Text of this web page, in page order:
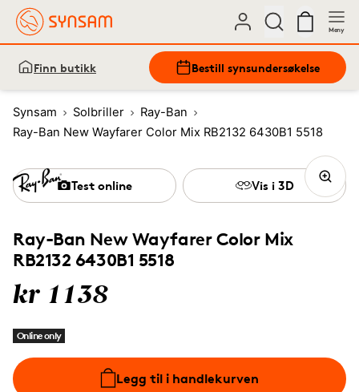
Meny
Finn butikk Bestill synsundersøkelse
Synsam Solbriller
Ray-Ban
Ray-Ban New Wayfarer Color Mix RB2132 6430B1 5518
Ray-Ban New Wayfarer Color Mix
RB2132 6430B1 5518
kr 1138
Online only
Legg til i handlekurven
Test online Vis i 3D